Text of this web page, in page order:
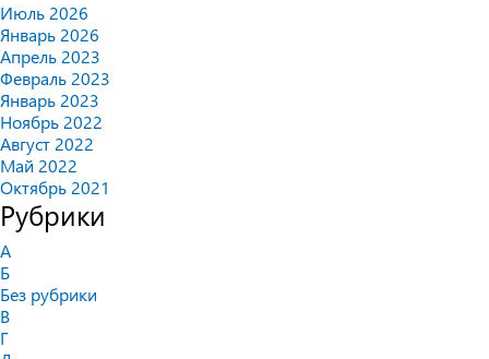
Июль 2026
Январь 2026
Апрель 2023
Февраль 2023
Январь 2023
Ноябрь 2022
Август 2022
Май 2022
Октябрь 2021
Рубрики
А
Б
Без рубрики
В
Г